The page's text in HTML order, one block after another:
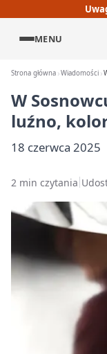
MENU
Strona główna Wiadomości
W
luźno,
18 czerwca 2025
2 min czytania